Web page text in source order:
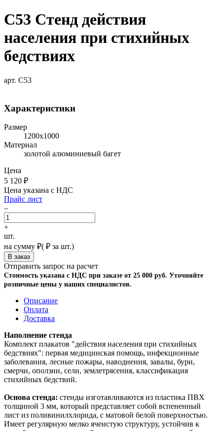
С53 Стенд действия
населения при стихийных
бедствиях
арт. С53
Характеристики
Размер
1200х1000
Материал
золотой алюминиевый багет
Цена
5 120 ₽
Цена указана с НДС
Прайс лист
–
+
шт.
на сумму ₽( ₽ за шт.)
Отправить запрос на расчет
Стоимость указана с НДС при заказе от 25 000 руб. Уточняйте
розничные цены у наших специалистов.
Описание
Оплата
Доставка
Наполнение стенда
Комплект плакатов "действия населения при стихийных
бедствиях": первая медицинская помощь, инфекционные
заболевания, лесные пожары, наводнения, завалы, бури,
смерчи, оползни, сели, землетрясения, классификация
стихийных бедствий.
Основа стенда: стенды изготавливаются из пластика ПВХ
толщиной 3 мм, который представляет собой вспененный
лист из поливинилхлорида, с матовой белой поверхностью.
Имеет регулярную мелко ячеистую структуру, устойчив к